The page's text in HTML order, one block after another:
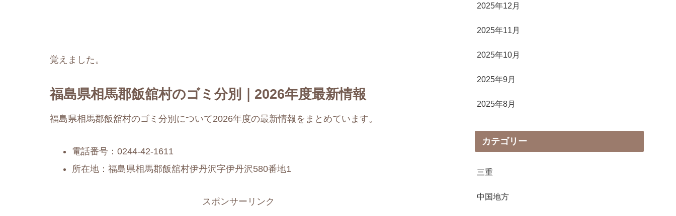
覚えました。
福島県相馬郡飯舘村のゴミ分別｜2026年度最新情報
福島県相馬郡飯舘村のゴミ分別について2026年度の最新情報をまとめています。
電話番号：0244-42-1611
所在地：福島県相馬郡飯舘村伊丹沢字伊丹沢580番地1
スポンサーリンク
2025年12月
2025年11月
2025年10月
2025年9月
2025年8月
カテゴリー
三重
中国地方